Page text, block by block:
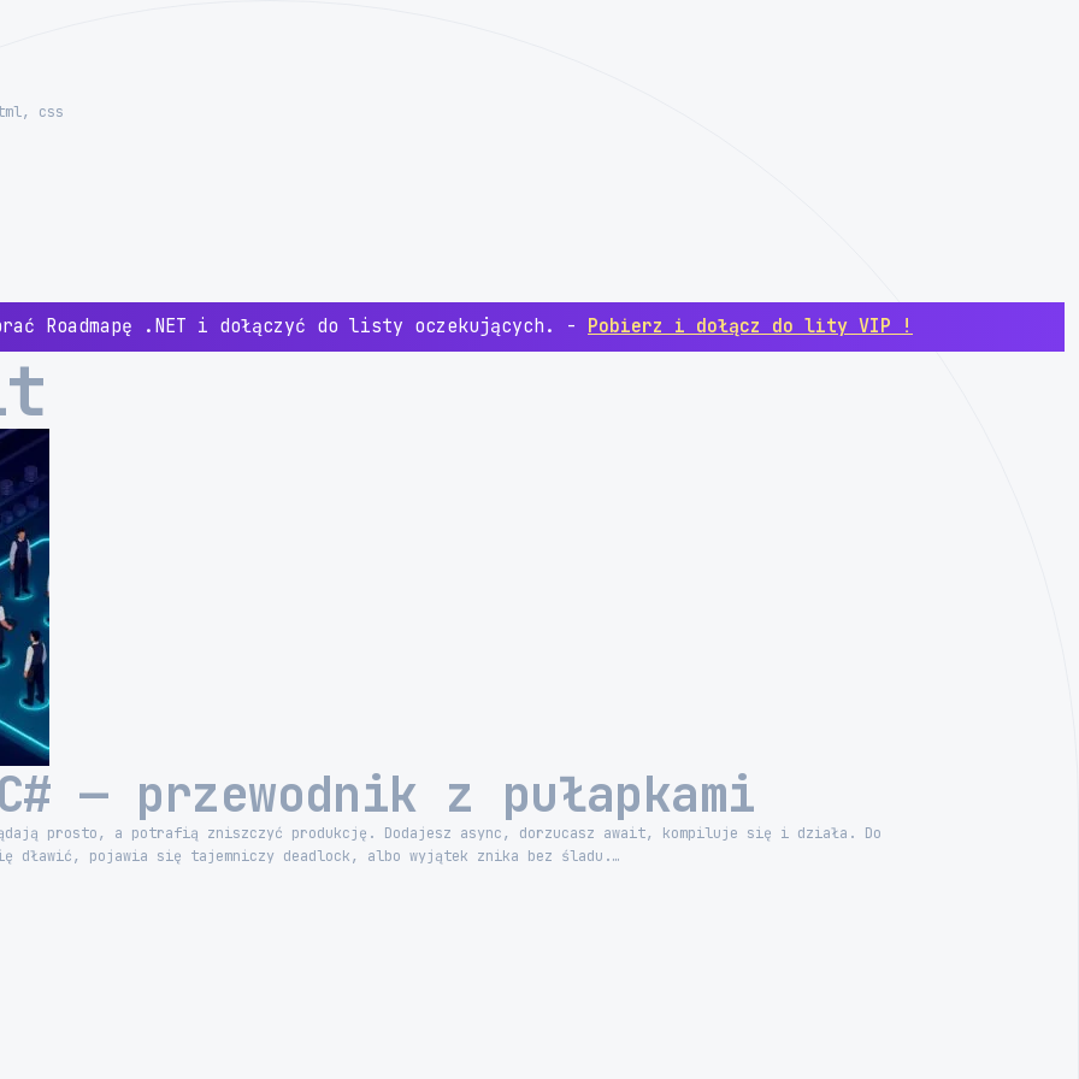
css
Roadmapę .NET i dołączyć do listy oczekujących. - Pobierz i dołącz do lity VIP !
— przewodnik z pułapkami
prosto, a potrafią zniszczyć produkcję. Dodajesz async, dorzucasz await, kompiluje się i działa. Do
dławić, pojawia się tajemniczy deadlock, albo wyjątek znika bez śladu.…